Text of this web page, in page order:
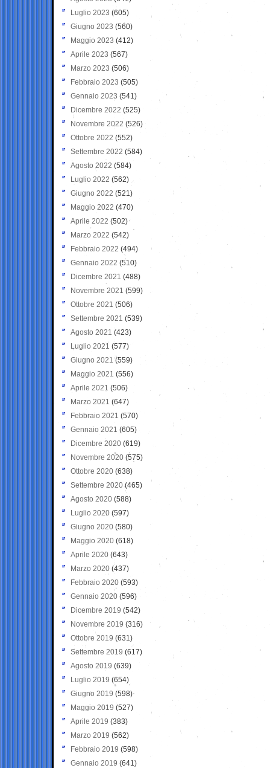
Luglio 2023 (605)
Giugno 2023 (560)
Maggio 2023 (412)
Aprile 2023 (567)
Marzo 2023 (506)
Febbraio 2023 (505)
Gennaio 2023 (541)
Dicembre 2022 (525)
Novembre 2022 (526)
Ottobre 2022 (552)
Settembre 2022 (584)
Agosto 2022 (584)
Luglio 2022 (562)
Giugno 2022 (521)
Maggio 2022 (470)
Aprile 2022 (502)
Marzo 2022 (542)
Febbraio 2022 (494)
Gennaio 2022 (510)
Dicembre 2021 (488)
Novembre 2021 (599)
Ottobre 2021 (506)
Settembre 2021 (539)
Agosto 2021 (423)
Luglio 2021 (577)
Giugno 2021(559)
Maggio 2021 (556)
Aprile 2021 (506)
Marzo 2021 (647)
Febbraio 2021 (570)
Gennaio 2021 (605)
Dicembre 2020 (619)
Novembre 2020 (575)
Ottobre 2020 (638)
Settembre 2020(465)
Agosto 2020 (588)
Luglio 2020 (597)
Giugno 2020 (580)
Maggio 2020 (618)
Aprile 2020 (643)
Marzo 2020 (437)
Febbraio 2020 (593)
Gennaio 2020 (596)
Dicembre 2019 (542)
Novembre 2019 (316)
Ottobre 2019 (631)
Settembre 2019 (617)
Agosto 2019 (639)
Luglio 2019 (654)
Giugno 2019 (598)
Maggio 2019 (527)
Aprile 2019 (383)
Marzo 2019 (562)
Febbraio 2019 (598)
Gennaio 2019 (641)